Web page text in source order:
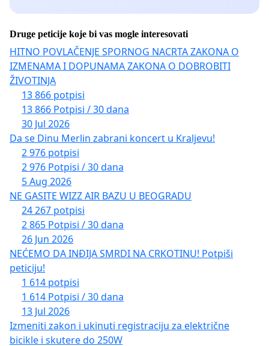
Druge peticije koje bi vas mogle interesovati
HITNO POVLAČENJE SPORNOG NACRTA ZAKONA O
IZMENAMA I DOPUNAMA ZAKONA O DOBROBITI
ŽIVOTINJA
13 866 potpisi
13 866 Potpisi / 30 dana
30 Jul 2026
Da se Dinu Merlin zabrani koncert u Kraljevu!
2 976 potpisi
2 976 Potpisi / 30 dana
5 Aug 2026
NE GASITE WIZZ AIR BAZU U BEOGRADU
24 267 potpisi
2 865 Potpisi / 30 dana
26 Jun 2026
NEĆEMO DA INĐIJA SMRDI NA CRKOTINU! Potpiši
peticiju!
1 614 potpisi
1 614 Potpisi / 30 dana
13 Jul 2026
Izmeniti zakon i ukinuti registraciju za električne
bicikle i skutere do 250W